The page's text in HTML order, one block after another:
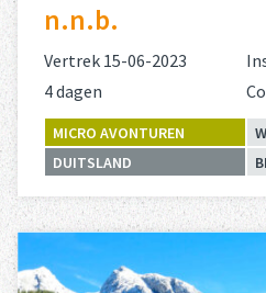
n.n.b.
Vertrek 15-06-2023
4 dagen
MICRO AVONTUREN
DUITSLAND